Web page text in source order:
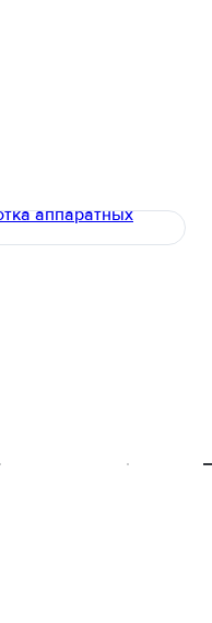
аппаратных